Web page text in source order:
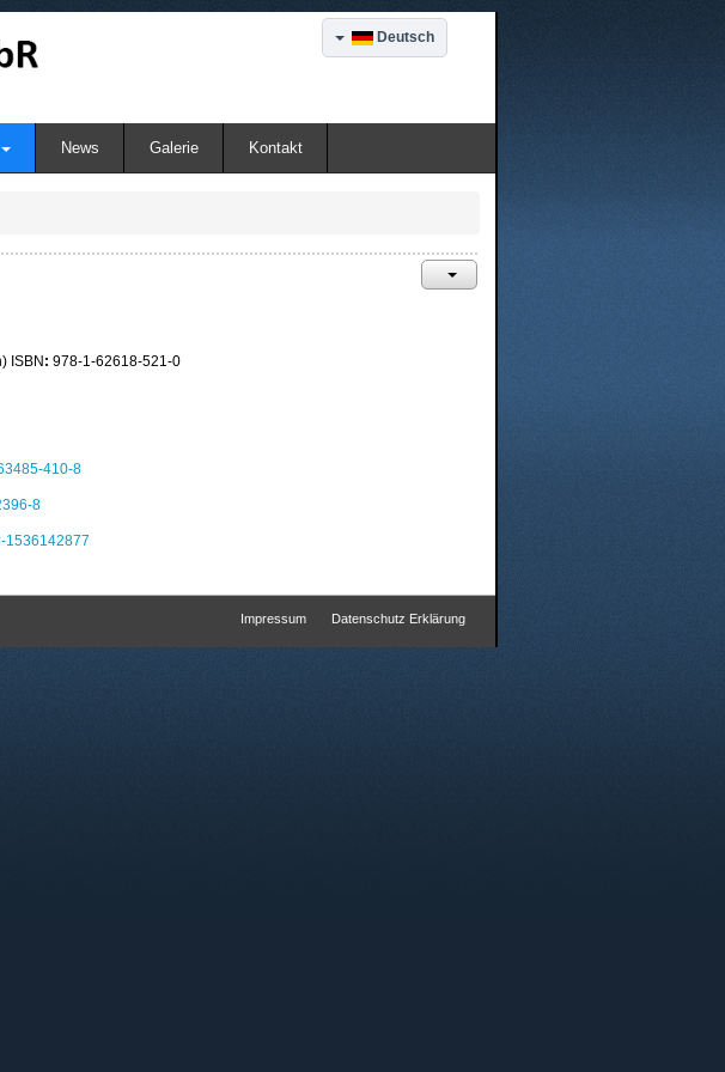
Deutsch
News Galerie Kontakt
ISBN : 978-1-62618-521-0
410-8
8
1536142877
Impressum Datenschutz Erklärung